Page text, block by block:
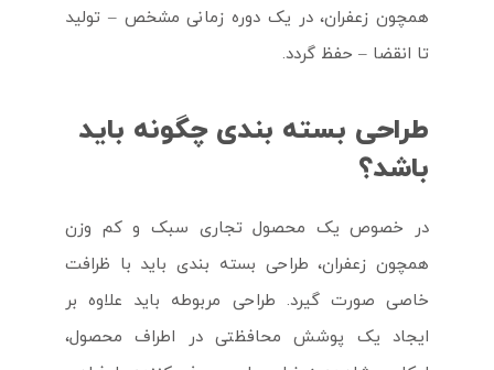
همچون زعفران، در یک دوره زمانی مشخص – تولید
تا انقضا – حفظ گردد.
طراحی بسته بندی چگونه باید
باشد؟
در خصوص یک محصول تجاری سبک و کم وزن
همچون زعفران، طراحی بسته بندی باید با ظرافت
خاصی صورت گیرد. طراحی مربوطه باید علاوه بر
ایجاد یک پوشش محافظتی در اطراف محصول،